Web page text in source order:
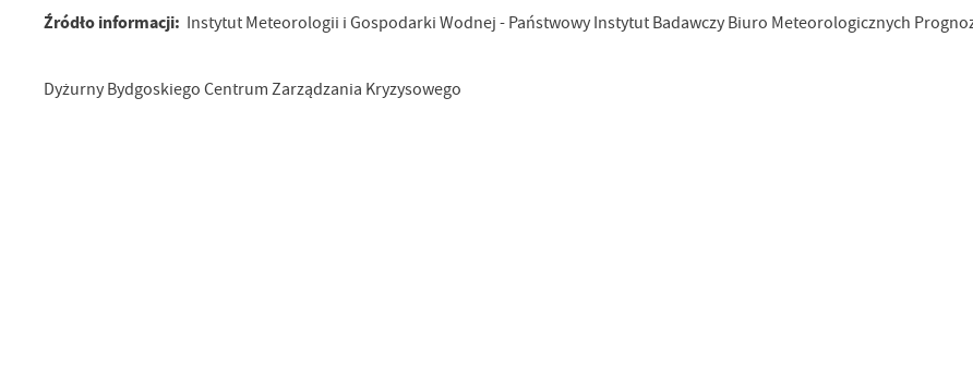
Źródło informacji: Instytut Meteorologii i Gospodarki Wodnej - Państwowy Instytut Badawczy Biuro Meteorologicznych
Dyżurny Bydgoskiego Centrum Zarządzania Kryzysowego